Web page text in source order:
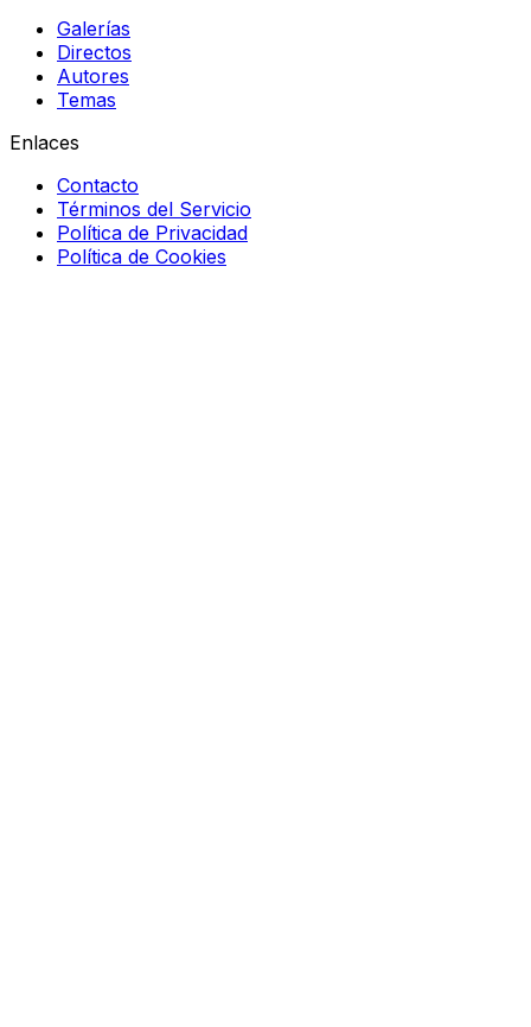
Galerías
Directos
Autores
Temas
Enlaces
Contacto
Términos del Servicio
Política de Privacidad
Política de Cookies